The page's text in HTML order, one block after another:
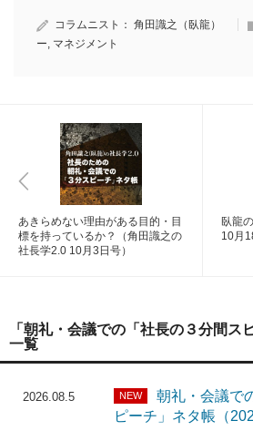
コラムニスト： 角田識之（臥龍）
ー, マネジメント
あきらめない理由がある目的・目
標を持っているか？（角田識之の
社長学2.0 10月3日号）
臥龍
10月
「朝礼・会議での「社長の３分間ス
一覧
2026.08.5 NEW
朝礼・会議で
ピーチ」ネタ帳（